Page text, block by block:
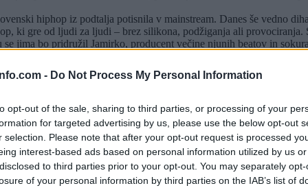
- Do Not Process My Personal Information
opt-out of the sale, sharing to third parties, or processing of your
for targeted advertising by us, please use the below opt-out
selection. Please note that after your opt-out request is processed
interest-based ads based on personal information utilized by us
to third parties prior to your opt-out. You may separately
of your personal information by third parties on the IAB’s list of
hiphop iz podtalja potisnila v mainstream. Danes še vedno
ki gre od ljudi za ljudi – brez silikona, podžiganja ali provociranja.
jima bo pridružil Jamirko, producent večine njunih beatov in
zadnjih letih prikupil s poskočnimi portreti malega človeka,
slovenskega hiphopa. Ulične prigode postavlja ob bok
stoletju. Ob njenem veščem flowu se razbohotijo tako žurerske
z edinstveno estetiko, nadrealistično liriko in zvokom, ki ujame
klasike.
»crate diggerjev« in producentov pri nas, v družinski navezi
se še danes s strahospoštovanjem šepeta po ulicah, redki
in karikaturami domače scene v polno zadevata že od